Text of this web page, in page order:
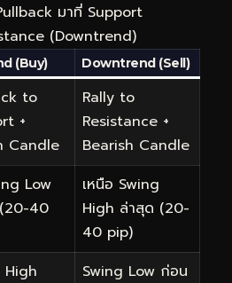
มาที่ Support
(Downtrend)
(Buy) Downtrend (Sell)
to
+
Candle
Rally to
Resistance +
Bearish Candle
Low
40
เหนือ Swing
High ล่าสุด (20-
40 pip)
High
Swing Low ก่อน